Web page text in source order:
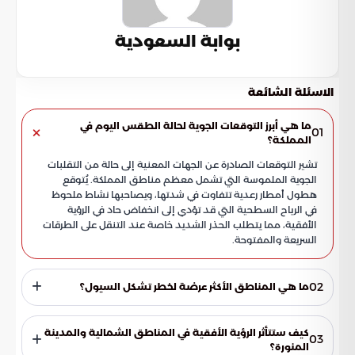
بوابة السعودية
الاسئلة الشائعة
01ما هي أبرز التوقعات الجوية لحالة الطقس اليوم في
المملكة؟
تشير التوقعات الصادرة عن الجهات المعنية إلى حالة من التقلبات
الجوية الملموسة التي تشمل معظم مناطق المملكة. يُتوقع
هطول أمطار رعدية تتفاوت في شدتها، ويصاحبها نشاط ملحوظ
في الرياح السطحية التي قد تؤدي إلى انخفاض حاد في الرؤية
الأفقية، مما يتطلب الحذر الشديد خاصة عند التنقل على الطرقات
السريعة والمفتوحة.
02ما هي المناطق الأكثر عرضة لخطر تشكل السيول؟
الغربية والجنوبية الغربية من المملكة. وتشمل هذه المناطق
مرتفعات مكة المكرمة، والباحة، وعسير، وجازان، حيث تزداد فرص03كيف ستتأثر الرؤية الأفقية في المناطق الشمالية والمدينة
المنورة؟